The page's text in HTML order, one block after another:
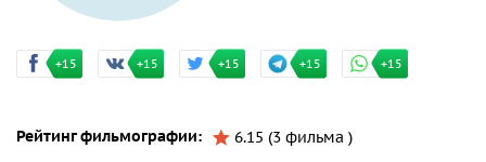
+15 +15 +15 +15 +15
Рейтинг фильмографии: 6.15 (3 фильма )